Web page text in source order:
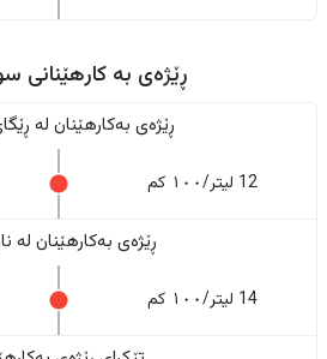
ڕێژەى به کارهێنانی
ڕێژەى بەکارهێنان له
12 لیتر/١٠٠ کم
ڕێژەى بەکارهێنان له
14 لیتر/١٠٠ کم